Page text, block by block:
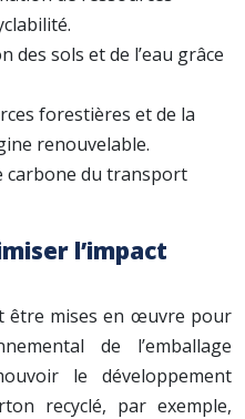
sols et de l’eau grâce
forestières et de la
renouvelable.
carbone du transport
l’impact
être mises en œuvre pour
de l’emballage
le développement
recyclé, par exemple,